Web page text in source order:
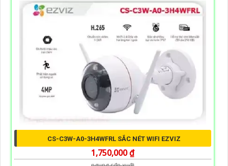
CS-C3W-A0-3H4WFRL SẮC NÉT WIFI EZVIZ
1,750,000 ₫